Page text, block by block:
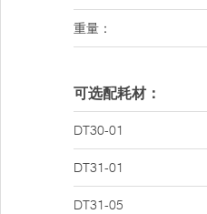
重量：
可选配耗材：
DT30-01
DT31-01
DT31-05